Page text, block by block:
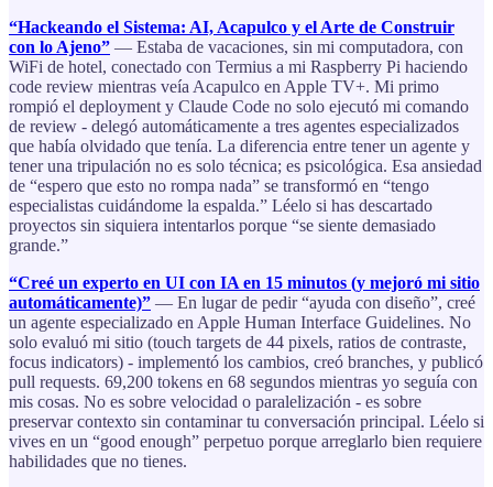
“Hackeando el Sistema: AI, Acapulco y el Arte de Construir
con lo Ajeno” — Estaba de vacaciones, sin mi computadora, con
WiFi de hotel, conectado con Termius a mi Raspberry Pi haciendo
code review mientras veía Acapulco en Apple TV+. Mi primo
rompió el deployment y Claude Code no solo ejecutó mi comando
de review - delegó automáticamente a tres agentes especializados
que había olvidado que tenía. La diferencia entre tener un agente y
tener una tripulación no es solo técnica; es psicológica. Esa ansiedad
de “espero que esto no rompa nada” se transformó en “tengo
especialistas cuidándome la espalda.” Léelo si has descartado
proyectos sin siquiera intentarlos porque “se siente demasiado
grande.”
“Creé un experto en UI con IA en 15 minutos (y mejoró mi sitio
automáticamente)” — En lugar de pedir “ayuda con diseño”, creé
un agente especializado en Apple Human Interface Guidelines. No
solo evaluó mi sitio (touch targets de 44 pixels, ratios de contraste,
focus indicators) - implementó los cambios, creó branches, y publicó
pull requests. 69,200 tokens en 68 segundos mientras yo seguía con
mis cosas. No es sobre velocidad o paralelización - es sobre
preservar contexto sin contaminar tu conversación principal. Léelo si
vives en un “good enough” perpetuo porque arreglarlo bien requiere
habilidades que no tienes.